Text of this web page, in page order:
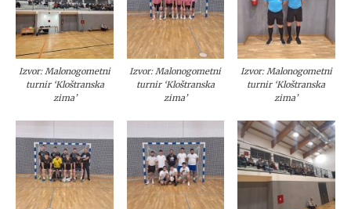
Izvor: Malonogometni
turnir ‘Kloštranska
zima’
Izvor: Malonogometni
turnir ‘Kloštranska
zima’
Izvor: Malonogometni
turnir ‘Kloštranska
zima’